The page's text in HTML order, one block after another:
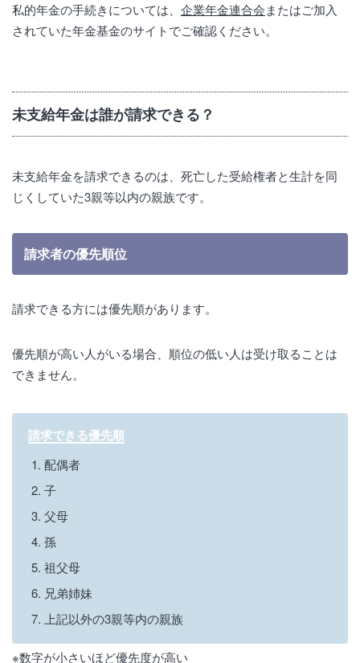
私的年金の手続きについては、 企業年金連合会またはご加入
されていた年金基金のサイトでご確認ください。
未支給年金は誰が請求できる？
未支給年金を請求できるのは、死亡した受給権者と生計を同
じくしていた3親等以内の親族です。
請求者の優先順位
請求できる方には優先順があります。
優先順が高い人がいる場合、順位の低い人は受け取ることは
できません。
請求できる優先順
配偶者
子
父母
孫
祖父母
兄弟姉妹
上記以外の3親等内の親族
※数字が小さいほど優先度が高い